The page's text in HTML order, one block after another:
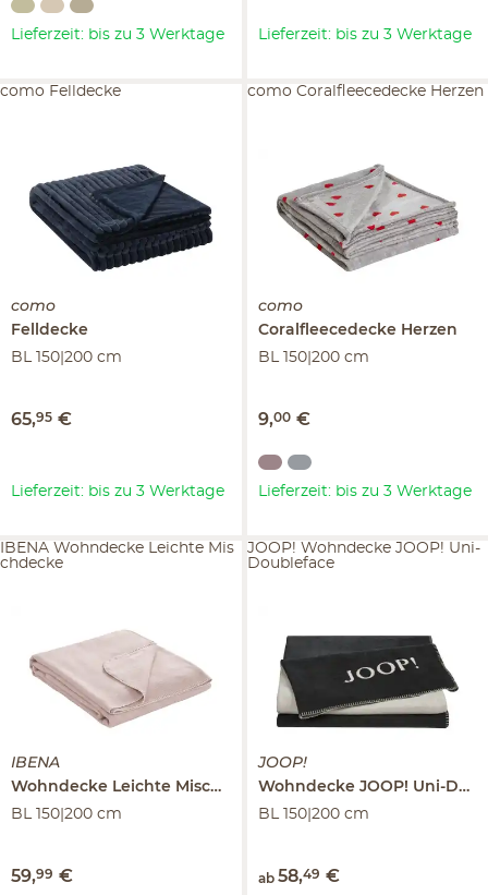
Lieferzeit: bis zu 3 Werktage Lieferzeit: bis zu 3 Werktage
como
Felldecke
BL 150|200 cm
65,95 €
como Felldecke
Lieferzeit: bis zu 3 Werktage
como
Coralfleecedecke Herzen
BL 150|200 cm
9,00 €
como Coralfleecedecke Herzen
Lieferzeit: bis zu 3 Werktage
IBENA
Wohndecke Leichte Mischdecke
BL 150|200 cm
59,99 €
IBENA Wohndecke Leichte Mis
chdecke
JOOP!
Wohndecke JOOP! Uni-Doubleface
BL 150|200 cm
ab 58,49 €
JOOP! Wohndecke JOOP! Uni-
Doubleface